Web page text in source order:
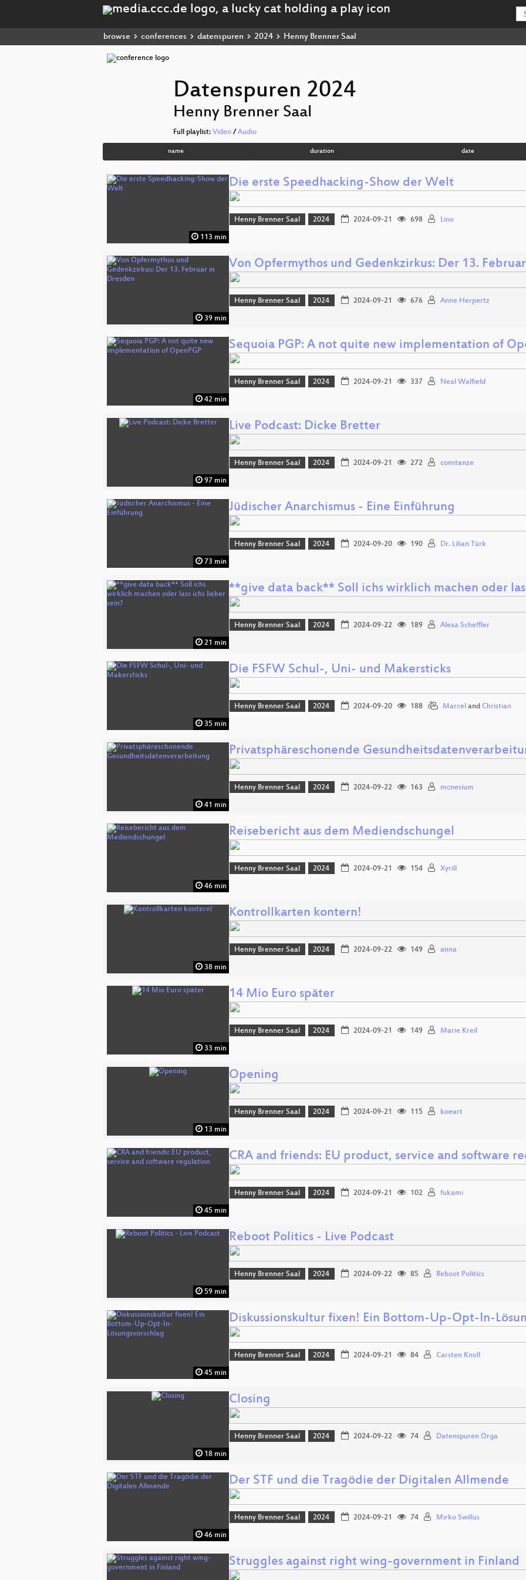
browse conferences datenspuren 2024 Henny Brenner Saal
Datenspuren 2024
Henny Brenner Saal
Full playlist: Video / Audio
name duration date
113 min
Die erste Speedhacking-Show der Welt
Henny Brenner Saal 2024 2024-09-21 698 Lino
39 min
Von Opfermythos und Gedenkzirkus: Der 13.
Henny Brenner Saal 2024 2024-09-21 676 Anne Herpertz
42 min
Sequoia PGP: A not quite new implementation of
Henny Brenner Saal 2024 2024-09-21 337 Neal Walfield
97 min
Live Podcast: Dicke Bretter
Henny Brenner Saal 2024 2024-09-21 272 constanze
73 min
Jüdischer Anarchismus - Eine Einführung
Henny Brenner Saal 2024 2024-09-20 190 Dr. Lilian Türk
21 min
**give data back** Soll ichs wirklich machen oder
Henny Brenner Saal 2024 2024-09-22 189 Alexa Scheffler
35 min
Die FSFW Schul-, Uni- und Makersticks
Henny Brenner Saal 2024 2024-09-20 188 Marceland Christian
41 min
Privatsphäreschonende
Henny Brenner Saal 2024 2024-09-22 163 mcnesium
46 min
Reisebericht aus dem Mediendschungel
Henny Brenner Saal 2024 2024-09-21 154 Xyrill
38 min
Kontrollkarten kontern!
Henny Brenner Saal 2024 2024-09-22 149 anna
33 min
14 Mio Euro später
Henny Brenner Saal 2024 2024-09-21 149 Marie Kreil
13 min
Opening
Henny Brenner Saal 2024 2024-09-21 115 koeart
45 min
CRA and friends: EU product, service and software
Henny Brenner Saal 2024 2024-09-21 102 fukami
59 min
Reboot Politics - Live Podcast
Henny Brenner Saal 2024 2024-09-22 85 Reboot Politics
45 min
Diskussionskultur fixen! Ein Bottom-Up-Opt-In-
Henny Brenner Saal 2024 2024-09-21 84 Carsten Knoll
18 min
Closing
Henny Brenner Saal 2024 2024-09-22 74 Datenspuren Orga
46 min
Der STF und die Tragödie der Digitalen Allmende
Henny Brenner Saal 2024 2024-09-21 74 Mirko Swillus
Struggles against right wing-government in Finland